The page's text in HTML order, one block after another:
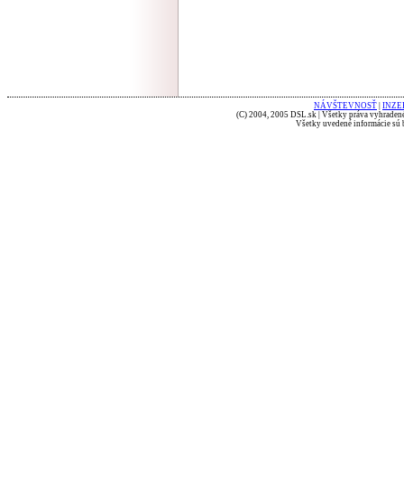
NÁVŠTEVNOSŤ
(C) 2004, 2005 DSL.sk | Všetky práva
Všetky uvedené informácie sú